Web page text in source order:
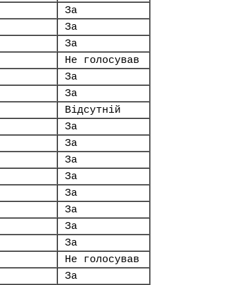
За
За
За
Не голосував
За
За
Відсутній
За
За
За
За
За
За
За
За
Не голосував
За